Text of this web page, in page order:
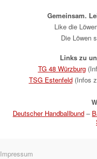
Gemeinsam.
Like die
Die Löwen
Links zu
TG 48 Würzburg
TSG Estenfeld(Infos
Deutscher Handballbund –
Navigation
Impressum